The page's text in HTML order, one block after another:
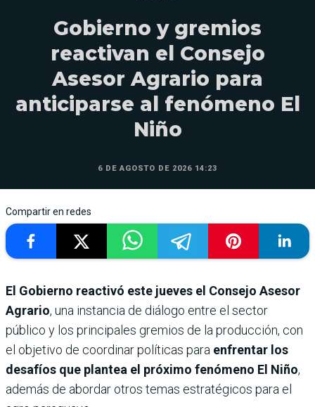
Gobierno y gremios
reactivan el Consejo
Asesor Agrario para
anticiparse al fenómeno El
Niño
6 DE AGOSTO DE 2026 14:23
Compartir en redes
El Gobierno reactivó este jueves el Consejo Asesor
Agrario, una instancia de diálogo entre el sector
público y los principales gremios de la producción, con
el objetivo de coordinar políticas para enfrentar los
desafíos que plantea el próximo fenómeno El Niño,
además de abordar otros temas estratégicos para el